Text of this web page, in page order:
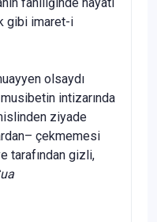
gibi imaret-i
olsaydı
intizarında
ziyade
çekmemesi
tarafından gizli,